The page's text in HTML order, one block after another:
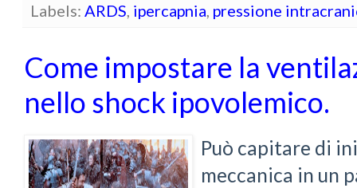
Labels: ARDS, ipercapnia, pressione
Come impostare la
nello shock ipovolemico.
Può capitare di
meccanica in un